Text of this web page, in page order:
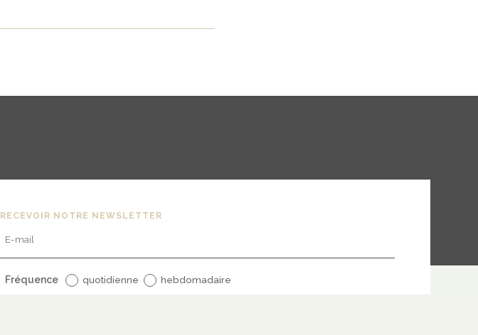
RECEVOIR NOTRE NEWSLETTER
Fréquence quotidienne hebdomadaire